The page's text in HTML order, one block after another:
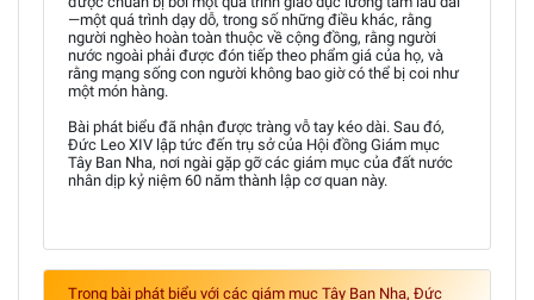
—một quá trình dạy dỗ, trong số những điều khác, rằng
người nghèo hoàn toàn thuộc về cộng đồng, rằng người
nước ngoài phải được đón tiếp theo phẩm giá của họ, và
rằng mạng sống con người không bao giờ có thể bị coi như
một món hàng.
Bài phát biểu đã nhận được tràng vỗ tay kéo dài. Sau đó,
Đức Leo XIV lập tức đến trụ sở của Hội đồng Giám mục
Tây Ban Nha, nơi ngài gặp gỡ các giám mục của đất nước
nhân dịp kỷ niệm 60 năm thành lập cơ quan này.
Trong bài phát biểu với các giám mục Tây Ban Nha, Đức